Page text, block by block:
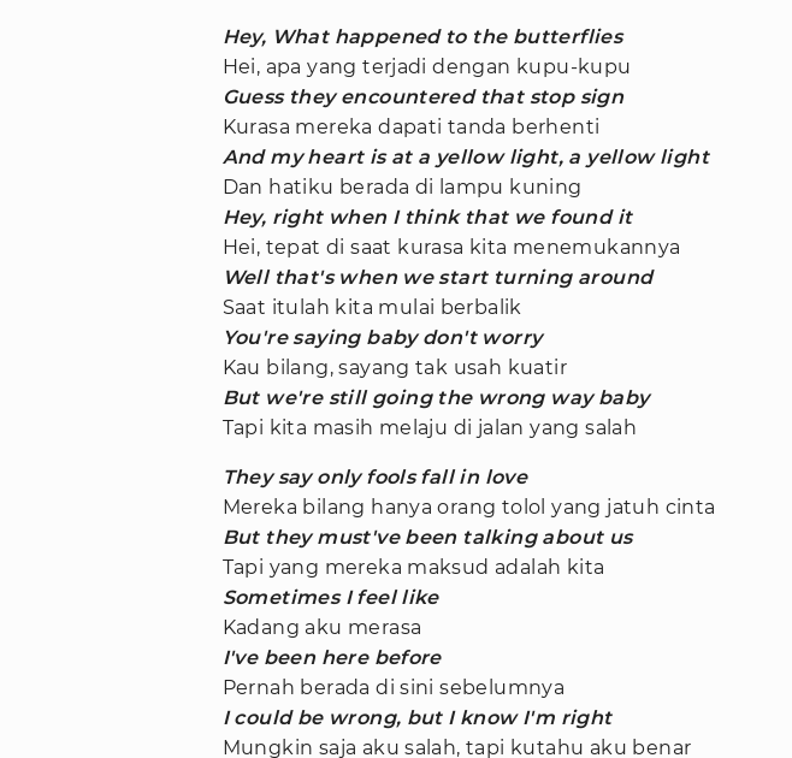
Hey, What happened to the butterflies
Hei, apa yang terjadi dengan kupu-kupu
Guess they encountered that stop sign
Kurasa mereka dapati tanda berhenti
And my heart is at a yellow light, a yellow light
Dan hatiku berada di lampu kuning
Hey, right when I think that we found it
Hei, tepat di saat kurasa kita menemukannya
Well that's when we start turning around
Saat itulah kita mulai berbalik
You're saying baby don't worry
Kau bilang, sayang tak usah kuatir
But we're still going the wrong way baby
Tapi kita masih melaju di jalan yang salah
They say only fools fall in love
Mereka bilang hanya orang tolol yang jatuh cinta
But they must've been talking about us
Tapi yang mereka maksud adalah kita
Sometimes I feel like
Kadang aku merasa
I've been here before
Pernah berada di sini sebelumnya
I could be wrong, but I know I'm right
Mungkin saja aku salah, tapi kutahu aku benar